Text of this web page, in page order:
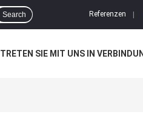
Referenzen
Search
TRETEN SIE MIT UNS IN